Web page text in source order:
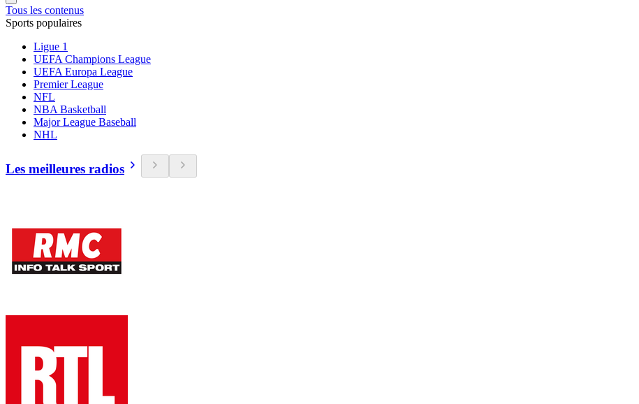
Tous les contenus
Sports populaires
Ligue 1
UEFA Champions League
UEFA Europa League
Premier League
NFL
NBA Basketball
Major League Baseball
NHL
Les meilleures radios